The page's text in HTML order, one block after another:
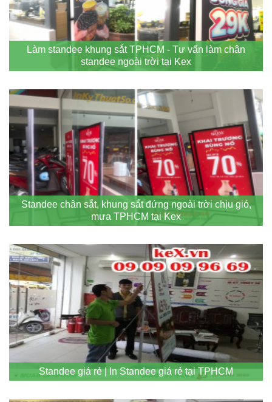
Làm standee khung sắt TPHCM - Tư vấn làm chân
standee ngoài trời tại Kex
Standee chân sắt, khung sắt đứng ngoài trời chịu gió,
mưa TPHCM tại Kex
Standee giá rẻ | In Standee giá rẻ tại TPHCM